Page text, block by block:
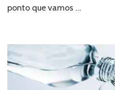
ponto que vamos …